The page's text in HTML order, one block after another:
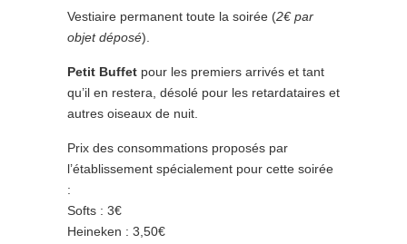
Vestiaire permanent toute la soirée (2€ par
objet déposé).
Petit Buffet pour les premiers arrivés et tant
qu’il en restera, désolé pour les retardataires et
autres oiseaux de nuit.
Prix des consommations proposés par
l’établissement spécialement pour cette soirée
:
Softs : 3€
Heineken : 3,50€